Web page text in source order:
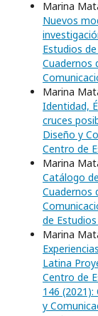
Marina
Nuevos
Estudios
Cuadernos
Marina
Identidad,
cruces
Diseño y
Centro de
Marina
Catálogo
Cuadernos
de
Marina
Latina
Centro de
146
y